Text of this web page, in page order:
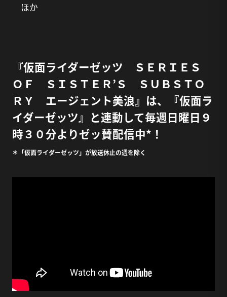
ほか
『仮面ライダーゼッツ ＳＥＲＩＥＳ
ＯＦ ＳＩＳＴＥＲ’Ｓ ＳＵＢＳＴＯ
ＲＹ エージェント美浪』は、『仮面ラ
イダーゼッツ』と連動して毎週日曜日９
時３０分よりゼッ賛配信中*！
＊「仮面ライダーゼッツ」が放送休止の週を除く